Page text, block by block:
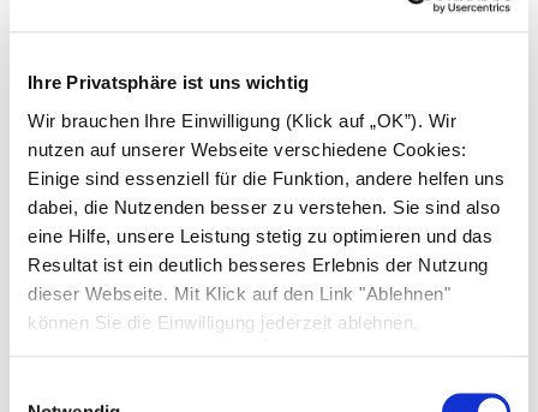
Ihre Privatsphäre ist uns wichtig
Wir brauchen Ihre Einwilligung (Klick auf „OK”). Wir
nutzen auf unserer Webseite verschiedene Cookies:
Einige sind essenziell für die Funktion, andere helfen uns
dabei, die Nutzenden besser zu verstehen. Sie sind also
eine Hilfe, unsere Leistung stetig zu optimieren und das
Resultat ist ein deutlich besseres Erlebnis der Nutzung
dieser Webseite. Mit Klick auf den Link "Ablehnen"
können Sie die Einwilligung jederzeit ablehnen.
HW Pv Cur
Fault
détecté par le matériel.
Vérifier si le positif et le
négatif PV sont
connectés
Déconnectez le PV, le
réseau et la batterie,
puis reconnectez-les